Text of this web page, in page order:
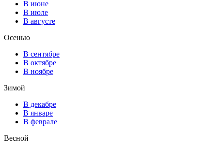
В июне
В июле
В августе
Осенью
В сентябре
В октябре
В ноябре
Зимой
В декабре
В январе
В феврале
Весной